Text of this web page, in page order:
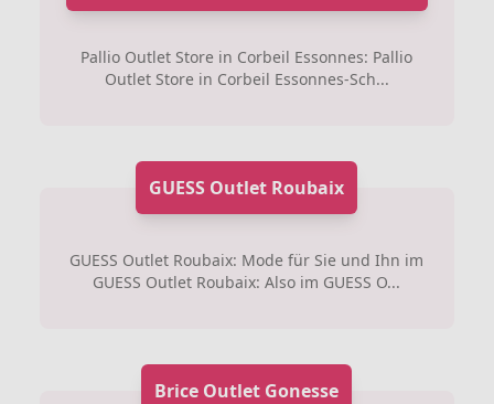
Pallio Outlet Store in Corbeil Essonnes: Pallio
Outlet Store in Corbeil Essonnes-Sch...
GUESS Outlet Roubaix
GUESS Outlet Roubaix: Mode für Sie und Ihn im
GUESS Outlet Roubaix: Also im GUESS O...
Brice Outlet Gonesse